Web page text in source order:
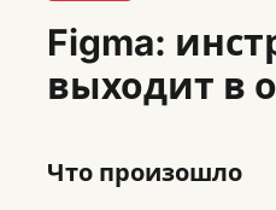
Figma:
выходит в
Что произошло